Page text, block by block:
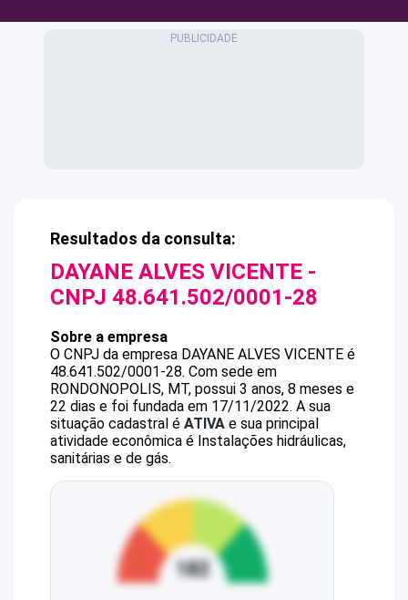
Resultados da consulta:
DAYANE ALVES VICENTE -
CNPJ 48.641.502/0001-28
Sobre a empresa
O CNPJ da empresa DAYANE ALVES VICENTE é
48.641.502/0001-28. Com sede em
RONDONOPOLIS, MT, possui 3 anos, 8 meses e
22 dias e foi fundada em 17/11/2022. A sua
situação cadastral é ATIVA e sua principal
atividade econômica é Instalações hidráulicas,
sanitárias e de gás.